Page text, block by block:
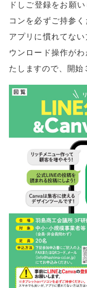
ドしご登録をお願
コンを必ずご持参
アプリに慣れてな
ウンロード操作が
たしますので、開始